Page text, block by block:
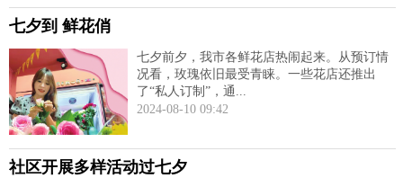
七夕到 鲜花俏
七夕前夕，我市各鲜花店热闹起来。从预订情
况看，玫瑰依旧最受青睐。一些花店还推出
了“私人订制”，通...
2024-08-10 09:42
社区开展多样活动过七夕